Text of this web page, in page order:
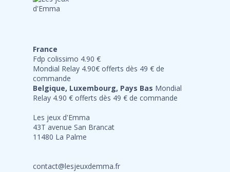
France
Fdp colissimo 4.90 €
Mondial Relay 4.90€ offerts dès 49 € de
commande
Belgique, Luxembourg, Pays Bas Mondial
Relay 4.90 € offerts dès 49 € de commande
Les jeux d'Emma
43T avenue San Brancat
11480 La Palme
contact@lesjeuxdemma.fr